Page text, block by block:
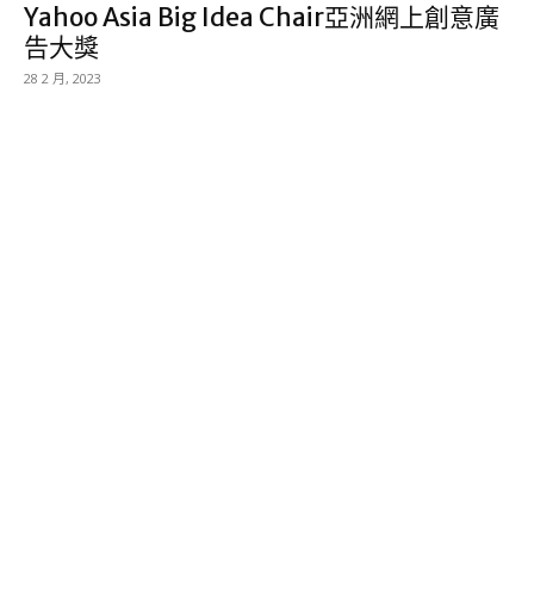
Yahoo Asia Big Idea Chair亞洲網上創意廣
告大獎
28 2 月, 2023